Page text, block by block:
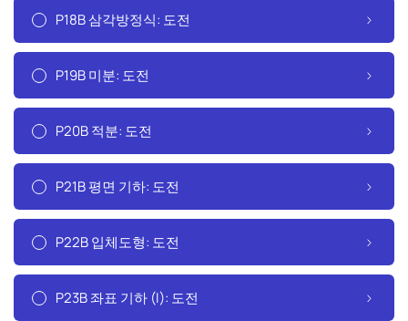
P18B 삼각방정식: 도전
P19B 미분: 도전
P20B 적분: 도전
P21B 평면 기하: 도전
P22B 입체도형: 도전
P23B 좌표 기하 (I): 도전